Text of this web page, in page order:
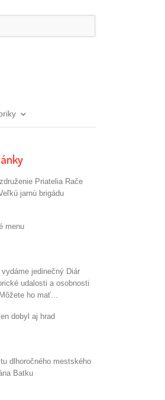
Priatelia Rače
jarnú brigádu
menu
jedinečný Diár
udalosti a osobnosti
ho mať...
dobyl aj hrad
dlhoročného mestského
Batku